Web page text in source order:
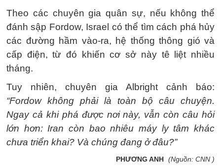
Theo các chuyên gia quân sự, nếu không thể
đánh sập Fordow, Israel có thể tìm cách phá hủy
các đường hầm vào-ra, hệ thống thông gió và
cấp điện, từ đó khiến cơ sở này tê liệt nhiều
tháng.
Tuy nhiên, chuyên gia Albright cảnh báo:
“Fordow không phải là toàn bộ câu chuyện.
Ngay cả khi phá được nơi này, vẫn còn câu hỏi
lớn hơn: Iran còn bao nhiêu máy ly tâm khác
chưa triển khai? Và chúng đang ở đâu?”
PHƯƠNG ANH (Nguồn: CNN )